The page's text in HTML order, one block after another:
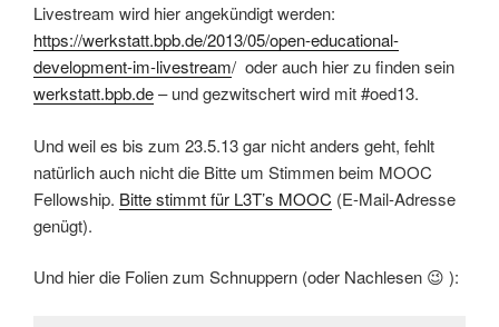
Livestream wird hier angekündigt werden:
https://werkstatt.bpb.de/2013/05/open-educational-
development-im-livestream/ ‎ oder auch hier zu finden sein
werkstatt.bpb.de– und gezwitschert wird mit #oed13.
Und weil es bis zum 23.5.13 gar nicht anders geht, fehlt
natürlich auch nicht die Bitte um Stimmen beim MOOC
Fellowship. Bitte stimmt für L3T’s MOOC (E-Mail-Adresse
genügt).
Und hier die Folien zum Schnuppern (oder Nachlesen 😉 ):